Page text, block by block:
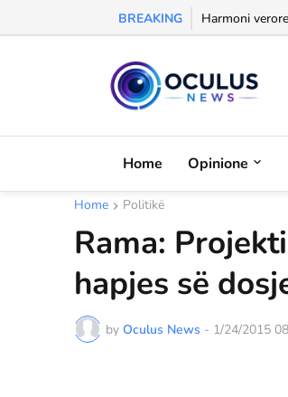
BREAKING Harmoni
Morali, frika
Home Opinione
Home Politikë
Rama:
hapjes së
by Oculus News - 1/24/2015